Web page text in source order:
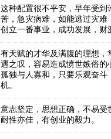
这种配置很不平安，早年受到
苦，急灾病难，如能逃过灾难
创立一番事业，成功发展，财
有天赋的才华及满腹的理想，
遇之叹，容易造成愤世嫉俗的
孤独与人寡和，只要乐观奋斗
机。
意志坚定，思想正确，不易受
耐性亦佳，有创业的毅力。